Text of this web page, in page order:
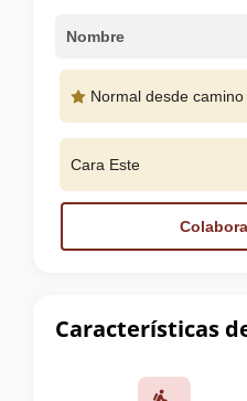
Características
Nombre
Normal desde
Cara Este